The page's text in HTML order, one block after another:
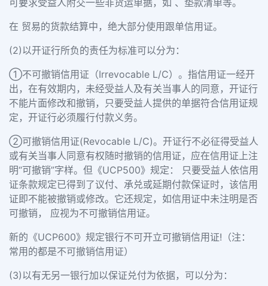
在 贸易的货款结算中，绝大部分使用跟单信用证。
(2)以开证行所负的责任为标准可以分为：
①不可撤销信用证（Irrevocable L/C）。指信用证一经开
出，在有效期内，未经受益人及有关当事人的同意，开证行
不能片面修改和撤销，只要受益人提供的单据符合信用证规
定，开证行必须履行付款义务。
②可撤销信用证(Revocable L/C)。开证行不必征得受益人
或有关当事人同意有权随时撤销的信用证，应在信用证上注
明“可撤销”字样。但《UCP500》规定： 只要受益人依信用
证条款规定已得到了议付、承兑或延期付款保证时，该信用
证即不能被撤销或修改。它还规定，如信用证中未注明是否
可撤销， 应视为不可撤销信用证。
新的《UCP600》规定银行不可开立可撤销信用证!（注：
常用的都是不可撤销信用证）
(3)以有无另一银行加以保证兑付为依据，可以分为：